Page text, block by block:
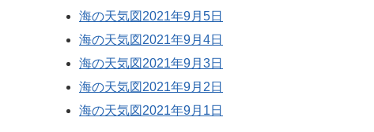
海の天気図2021年9月5日
海の天気図2021年9月4日
海の天気図2021年9月3日
海の天気図2021年9月2日
海の天気図2021年9月1日